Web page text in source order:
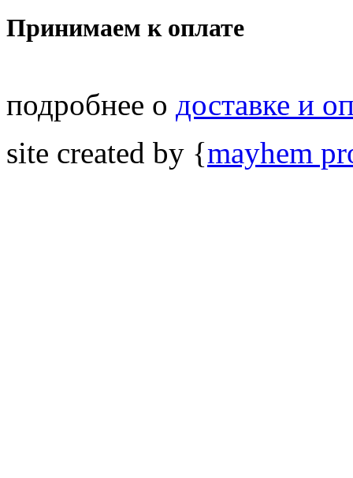
Принимаем к оплате
подробнее о доставке и
site created by {mayhem